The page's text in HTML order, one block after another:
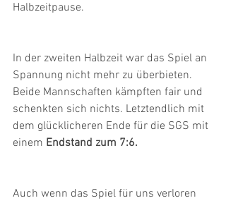
Halbzeitpause.
In der zweiten Halbzeit war das Spiel an
Spannung nicht mehr zu überbieten.
Beide Mannschaften kämpften fair und
schenkten sich nichts. Letztendlich mit
dem glücklicheren Ende für die SGS mit
einem Endstand zum 7:6.
Auch wenn das Spiel für uns verloren